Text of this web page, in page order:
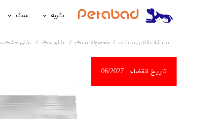
گربه
غذای گربه
آرایشی و بهداشتی گربه
سگ
غذای سگ
آرایشی و
پت شاپ آنلاین پت آباد محصولات سگ غذای سگ غذای خشک